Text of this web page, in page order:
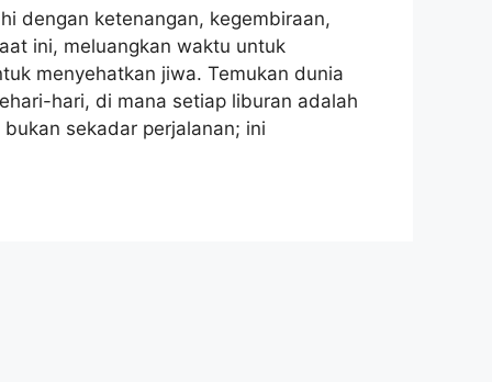
dengan ketenangan, kegembiraan,
ini, meluangkan waktu untuk
menyehatkan jiwa. Temukan dunia
hari, di mana setiap liburan adalah
sekadar perjalanan; ini